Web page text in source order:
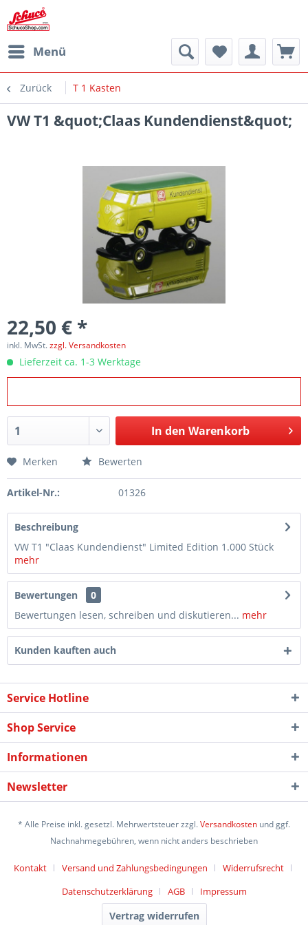
Menü
Zurück T 1 Kasten
VW T1 &quot;Claas Kundendienst&quot;
22,50 € *
inkl. MwSt.zzgl. Versandkosten
Lieferzeit ca. 1-3 Werktage
In den Warenkorb
Merken Bewerten
Artikel-Nr.: 01326
Beschreibung
VW T1 "Claas Kundendienst" Limited Edition 1.000 Stück
mehr
Bewertungen
0
Bewertungen lesen, schreiben und diskutieren... mehr
Kunden kauften auch
Service Hotline
Shop Service
Informationen
Newsletter
* Alle Preise inkl. gesetzl. Mehrwertsteuer zzgl.Versandkosten und ggf.
Nachnahmegebühren, wenn nicht anders beschrieben
Kontakt Versand und Zahlungsbedingungen
Widerrufsrecht
Datenschutzerklärung
AGB Impressum
Vertrag widerrufen